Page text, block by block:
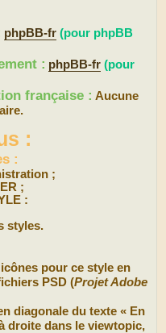
phpBB-fr (pour phpBB
: phpBB-fr (pour
française : Aucune
:
:
;
;
:
styles.
pour ce style en
PSD (Projet Adobe
diagonale du texte « En
droite dans le viewtopic,